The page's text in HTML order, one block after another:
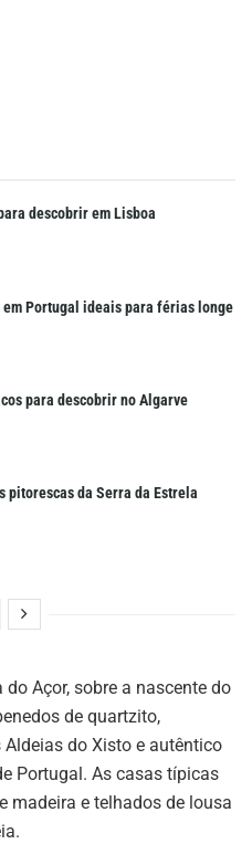
descobrir em Lisboa
em Portugal ideais para férias longe
para descobrir no Algarve
pitorescas da Serra da Estrela
Açor, sobre a nascente do
de quartzito,
do Xisto e autêntico
Portugal. As casas típicas
madeira e telhados de lousa